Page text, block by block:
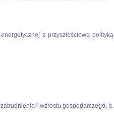
z przyszłościową polityką
i wzrostu gospodarczego, s.